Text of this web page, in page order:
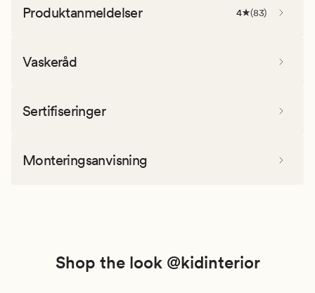
Produktanmeldelser 4 (83)
Vaskeråd
Sertifiseringer
Monteringsanvisning
Shop the look @kidinterior